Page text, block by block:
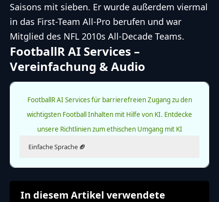
Saisons mit sieben. Er wurde außerdem viermal
in das First-Team All-Pro berufen und war
Mitglied des NFL 2010s All-Decade Teams.
FootballR AI Services –
Vereinfachung & Audio
FootballR AI Services für barrierefreien Zugang zu den
wichtigsten Football Inhalten mit Hilfe von KI. Entdecke
unsere Richtlinien zum ethischen Umgang mit KI
Einfache Sprache 🏈
In diesem Artikel verwendete